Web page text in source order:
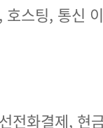
스팅, 통신
전화결제, 현